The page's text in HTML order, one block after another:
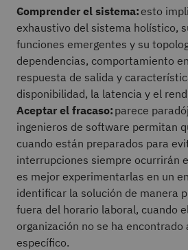
Comprender el sistema:esto
exhaustivo del sistema holístico,
funciones emergentes y su
dependencias, comportamiento
respuesta de salida y
disponibilidad, la latencia y el
Aceptar el fracaso: parece
ingenieros de software permitan
cuando están preparados para
interrupciones siempre ocurrirán
es mejor experimentarlas en un
identificar la solución de manera
fuera del horario laboral, cuando
organización no se ha
específico.